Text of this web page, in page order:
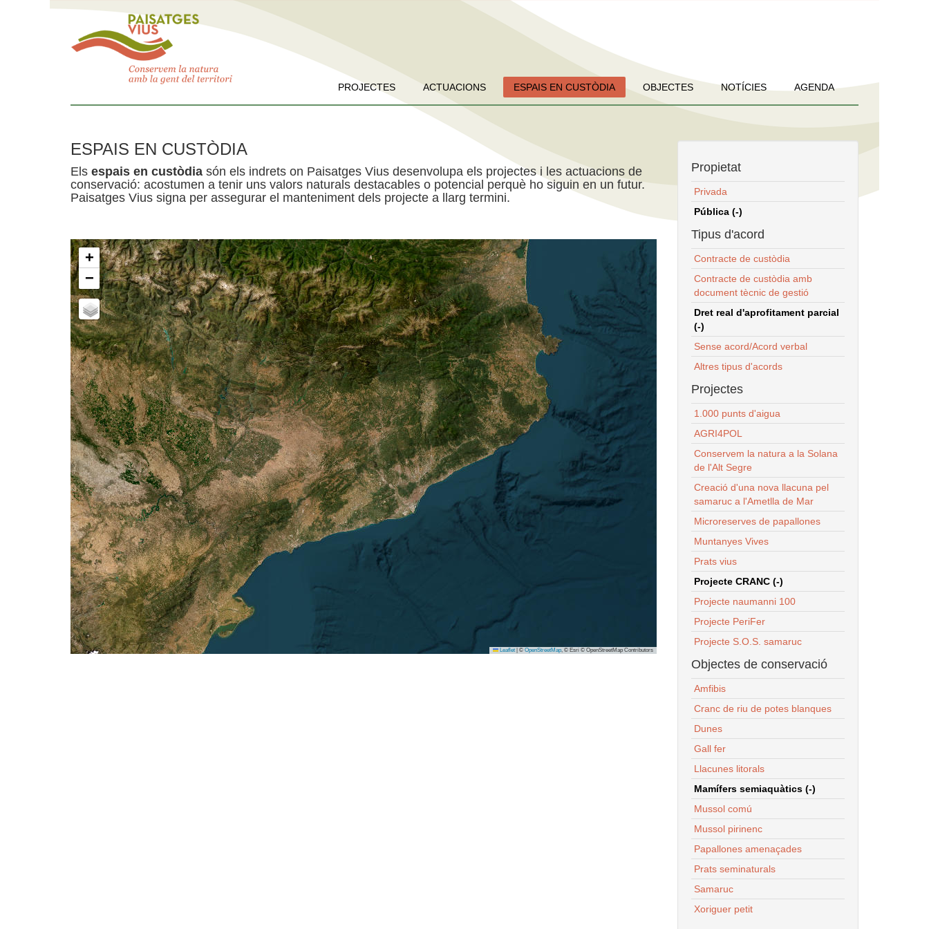
PROJECTES ACTUACIONS ESPAIS EN CUSTÒDIA OBJECTES NOTÍCIES AGENDA
ESPAIS EN CUSTÒDIA
Els espais en custòdia són els indrets on Paisatges Vius desenvolupa els projectes i les actuacions de
conservació: acostumen a tenir uns valors naturals destacables o potencial perquè ho siguin en un futur.
Paisatges Vius signa per assegurar el manteniment dels projecte a llarg termini.
+
−
Leaflet © OpenStreetMap, © Esri © OpenStreetMap Contributors
Propietat
Privada
Pública (-)
Tipus d'acord
Contracte de custòdia
Contracte de custòdia amb
document tècnic de gestió
Dret real d'aprofitament parcial
(-)
Sense acord/Acord verbal
Altres tipus d'acords
Projectes
1.000 punts d'aigua
AGRI4POL
Conservem la natura a la Solana
de l'Alt Segre
Creació d'una nova llacuna pel
samaruc a l'Ametlla de Mar
Microreserves de papallones
Muntanyes Vives
Prats vius
Projecte CRANC (-)
Projecte naumanni 100
Projecte PeriFer
Projecte S.O.S. samaruc
Objectes de conservació
Amfibis
Cranc de riu de potes blanques
Dunes
Gall fer
Llacunes litorals
Mamífers semiaquàtics (-)
Mussol comú
Mussol pirinenc
Papallones amenaçades
Prats seminaturals
Samaruc
Xoriguer petit